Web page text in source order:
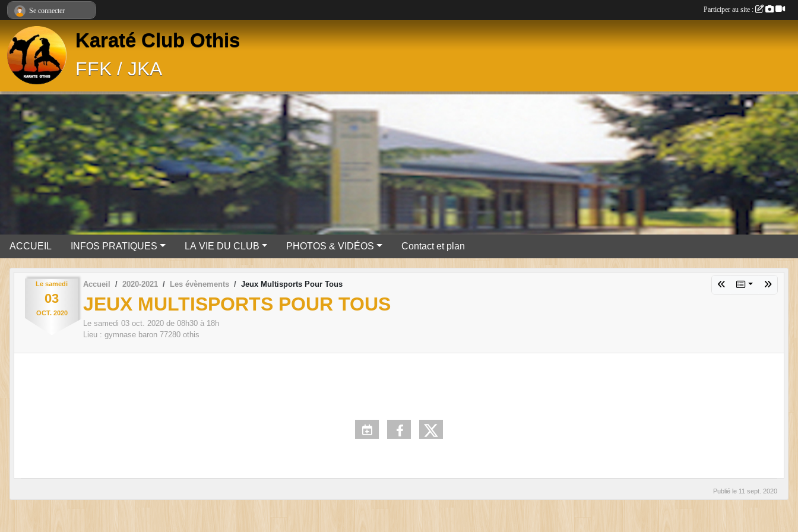
Karaté Club Othis
FFK / JKA
ACCUEIL INFOS PRATIQUES LA VIE DU CLUB PHOTOS & VIDÉOS Contact et plan
Le samedi
03
OCT. 2020
Accueil 2020-2021 Les évènements Jeux Multisports Pour Tous
JEUX MULTISPORTS POUR TOUS
Le samedi 03 oct. 2020 de 08h30 à 18h
Lieu : gymnase baron 77280 othis
Publié le 11 sept. 2020
Se connecter Participer au site :
Panneau de gestion des cookies